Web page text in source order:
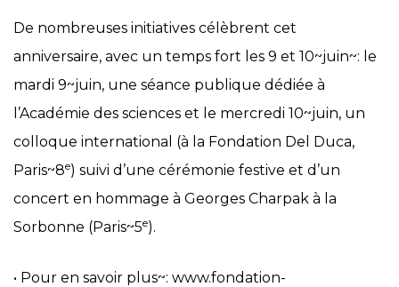
De nombreuses initiatives célèbrent cet
anniversaire, avec un temps fort les 9 et 10~juin~: le
mardi 9~juin, une séance publique dédiée à
l’Académie des sciences et le mercredi 10~juin, un
colloque international (à la Fondation Del Duca,
Paris~8e) suivi d’une cérémonie festive et d’un
concert en hommage à Georges Charpak à la
Sorbonne (Paris~5e).
• Pour en savoir plus~: www.fondation-